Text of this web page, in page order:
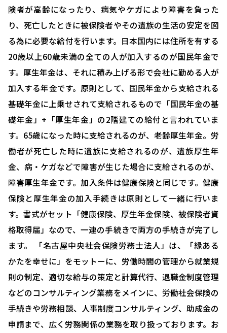
HOME
選ばれる理由
助成金について
就業規則について
採用コンサルティング
人事評価制度について
確定拠出型年金について
社会保険・給与計算について
労務システム管理について
お客様の声
ブログ＆ニュース
会社概要
お問い合わせ・相談予約
険者が高齢になったり、病気やケガにより障害を負った
り、死亡したときに被保険者やその遺族の生活の安定を図
る為に必要な給付を行います。日本国内には住所を有する
20歳以上60歳未満の全ての人が加入するのが国民年金で
す。厚生年金は、それに積み上げる形で会社に勤める人が
加入する年金です。原則として、国民年金から支給される
基礎年金に上乗せされて支給されるもので「国民年金の基
礎年金」+「厚生年金」の2階建ての給付と言われていま
す。65歳になった時に支給されるのが、老齢厚生年金。労
働者が死亡した時に遺族に支給されるのが、遺族厚生年
金、病・ケガなどで障害が生じた場合に支給されるのが、
障害厚生年金です。加入条件は健康保険と同じです。健康
保険と厚生年金の加入手続きは原則として一緒に行いま
す。書式がセット「健康保険、厚生年金保険、被保険者資
格取得届」なので、一連の手続きで両方の手続きが完了し
ます。 「名古屋中央社会保険労務士法人」は、「縁ある
かたを幸せに」をモットーに、労働時間の管理から就業規
則の制定、適切な給与の策定と計算代行、退職金制度管理
などのコンサルティング業務をメインに、労働社会保険の
手続きや労務相談、人事制度コンサルティング、助成金の
申請まで、広く労務関係の業務を取り扱っております。お